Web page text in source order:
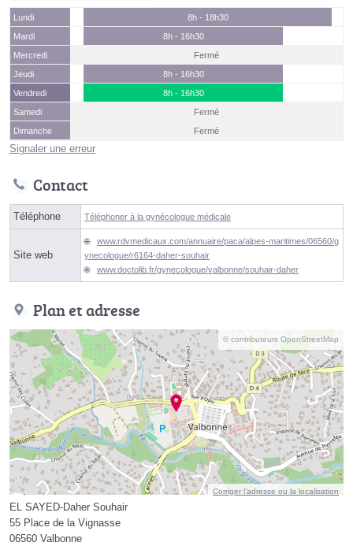
Lundi
8h - 18h30
Mardi
8h - 16h30
Mercredi
Fermé
Jeudi
8h - 16h30
Vendredi
8h - 16h30
Samedi
Fermé
Dimanche
Fermé
Signaler une erreur
Contact
Téléphone Téléphoner à la gynécologue médicale
Site web
www.rdvmedicaux.com/annuaire/paca/alpes-maritimes/06560/g
ynecologue/r6164-daher-souhair
www.doctolib.fr/gynecologue/valbonne/souhair-daher
Plan et adresse
© contributeurs OpenStreetMap
Corriger l’adresse ou la localisation
EL SAYED-Daher Souhair
55 Place de la Vignasse
06560 Valbonne